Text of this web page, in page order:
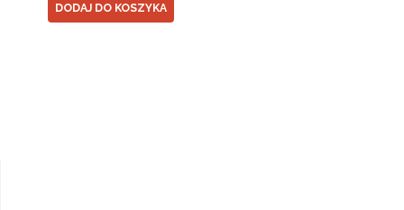
DODAJ DO KOSZYKA